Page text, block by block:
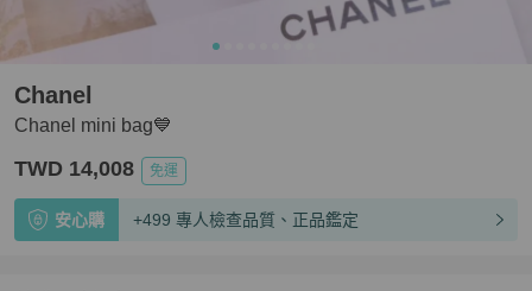
Chanel mini bag💙
Chanel
TWD 14,008 免運
安心購 +499 專人檢查品質、正品鑑定